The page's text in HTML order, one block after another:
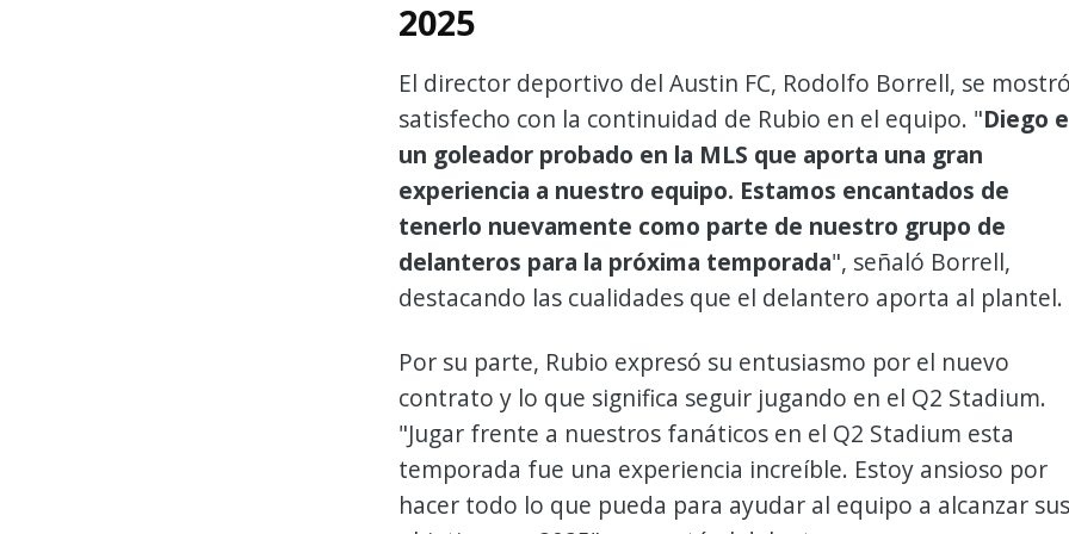
2025
El director deportivo del Austin FC, Rodolfo Borrell, se mostró
satisfecho con la continuidad de Rubio en el equipo. "Diego
un goleador probado en la MLS que aporta una gran
experiencia a nuestro equipo. Estamos encantados de
tenerlo nuevamente como parte de nuestro grupo de
delanteros para la próxima temporada", señaló Borrell,
destacando las cualidades que el delantero aporta al plantel.
Por su parte, Rubio expresó su entusiasmo por el nuevo
contrato y lo que significa seguir jugando en el Q2 Stadium.
"Jugar frente a nuestros fanáticos en el Q2 Stadium esta
temporada fue una experiencia increíble. Estoy ansioso por
hacer todo lo que pueda para ayudar al equipo a alcanzar sus